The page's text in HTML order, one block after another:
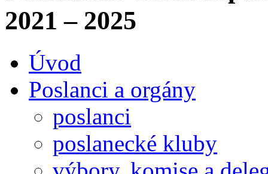
2021 – 2025
Úvod
Poslanci a orgány
poslanci
poslanecké kluby